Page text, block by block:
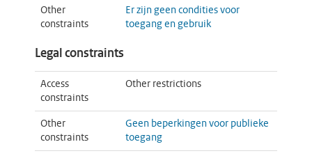
Other
constraints
Er zijn geen condities voor
toegang en gebruik
Legal constraints
Access
constraints
Other restrictions
Other
constraints
Geen beperkingen voor publieke
toegang